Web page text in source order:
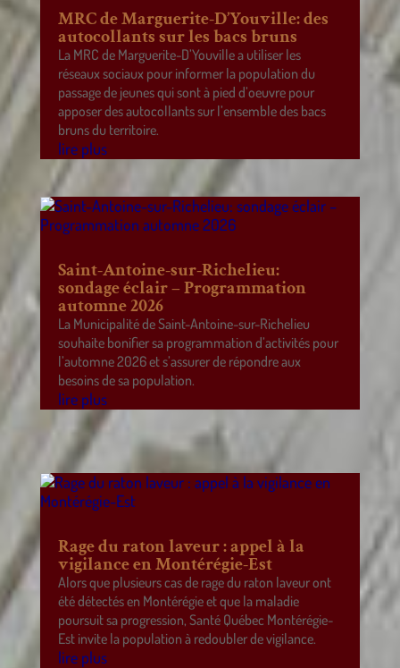
MRC de Marguerite-D’Youville: des
autocollants sur les bacs bruns
La MRC de Marguerite-D’Youville a utiliser les
réseaux sociaux pour informer la population du
passage de jeunes qui sont à pied d’oeuvre pour
apposer des autocollants sur l’ensemble des bacs
bruns du territoire.
lire plus
Saint-Antoine-sur-Richelieu:
sondage éclair – Programmation
automne 2026
La Municipalité de Saint-Antoine-sur-Richelieu
souhaite bonifier sa programmation d’activités pour
l’automne 2026 et s’assurer de répondre aux
besoins de sa population.
lire plus
Rage du raton laveur : appel à la
vigilance en Montérégie-Est
Alors que plusieurs cas de rage du raton laveur ont
été détectés en Montérégie et que la maladie
poursuit sa progression, Santé Québec Montérégie-
Est invite la population à redoubler de vigilance.
lire plus